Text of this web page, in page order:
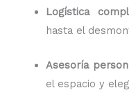
Logística
hasta el
Asesoría
el espacio y